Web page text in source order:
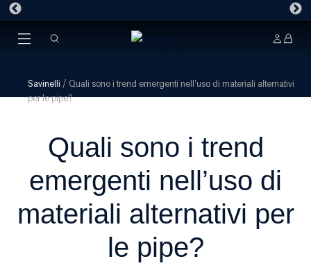
Savinelli / Quali sono i trend emergenti nell’uso di materiali alternativi
per le pipe?
Quali sono i trend
emergenti nell’uso di
materiali alternativi per
le pipe?